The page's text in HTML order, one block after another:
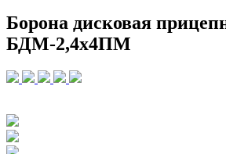
Борона дисковая
БДМ-2,4х4ПМ